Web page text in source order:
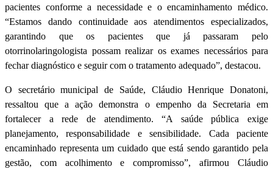
pacientes conforme a necessidade e o encaminhamento médico.
“Estamos dando continuidade aos atendimentos especializados,
garantindo que os pacientes que já passaram pelo
otorrinolaringologista possam realizar os exames necessários para
fechar diagnóstico e seguir com o tratamento adequado”, destacou.
O secretário municipal de Saúde, Cláudio Henrique Donatoni,
ressaltou que a ação demonstra o empenho da Secretaria em
fortalecer a rede de atendimento. “A saúde pública exige
planejamento, responsabilidade e sensibilidade. Cada paciente
encaminhado representa um cuidado que está sendo garantido pela
gestão, com acolhimento e compromisso”, afirmou Cláudio